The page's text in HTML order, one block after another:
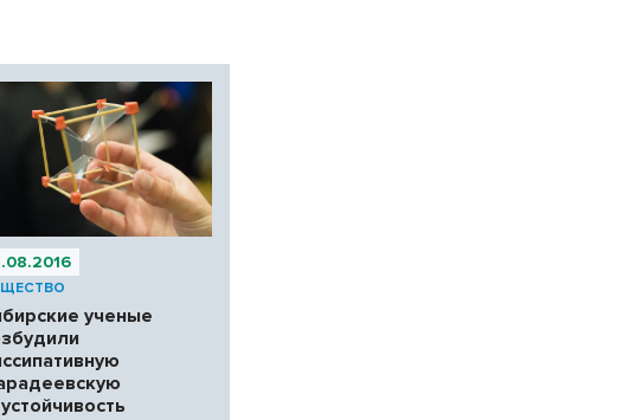
ученые